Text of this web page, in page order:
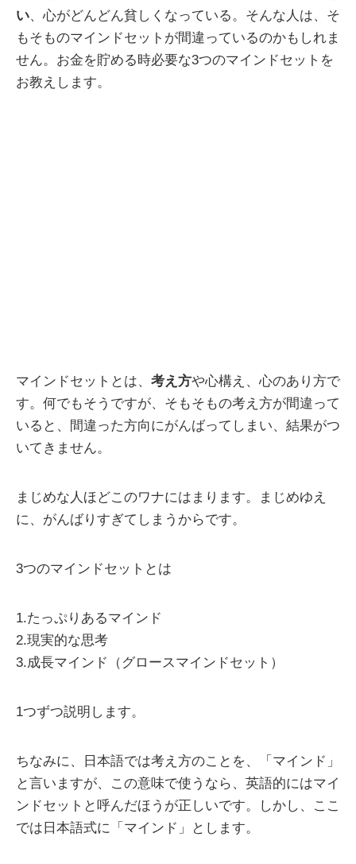
い、心がどんどん貧しくなっている。そんな人は、そ
もそものマインドセットが間違っているのかもしれま
せん。お金を貯める時必要な3つのマインドセットを
お教えします。
マインドセットとは、 考え方や心構え、心のあり方で
す。何でもそうですが、そもそもの考え方が間違って
いると、間違った方向にがんばってしまい、結果がつ
いてきません。
まじめな人ほどこのワナにはまります。まじめゆえ
に、がんばりすぎてしまうからです。
3つのマインドセットとは
1.たっぷりあるマインド
2.現実的な思考
3.成長マインド（グロースマインドセット）
1つずつ説明します。
ちなみに、日本語では考え方のことを、「マインド」
と言いますが、この意味で使うなら、英語的にはマイ
ンドセットと呼んだほうが正しいです。しかし、ここ
では日本語式に「マインド」とします。